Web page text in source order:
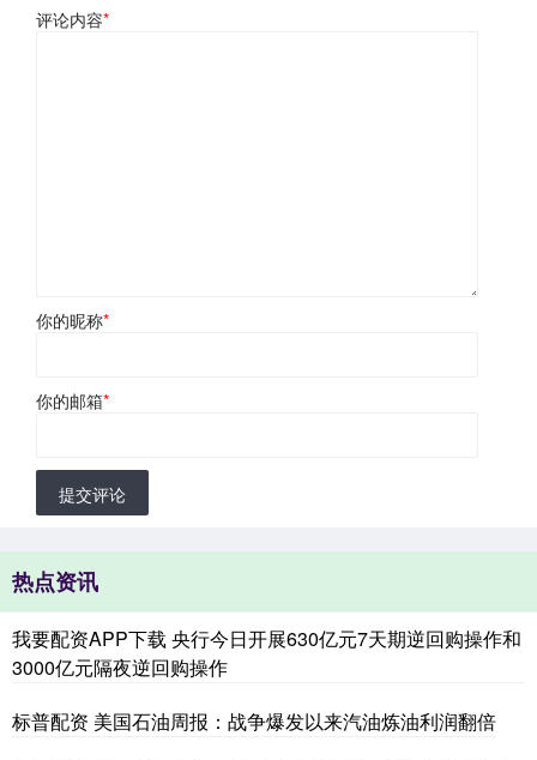
评论内容*
你的昵称*
你的邮箱*
提交评论
热点资讯
我要配资APP下载 央行今日开展630亿元7天期逆回购操作和
3000亿元隔夜逆回购操作
标普配资 美国石油周报：战争爆发以来汽油炼油利润翻倍